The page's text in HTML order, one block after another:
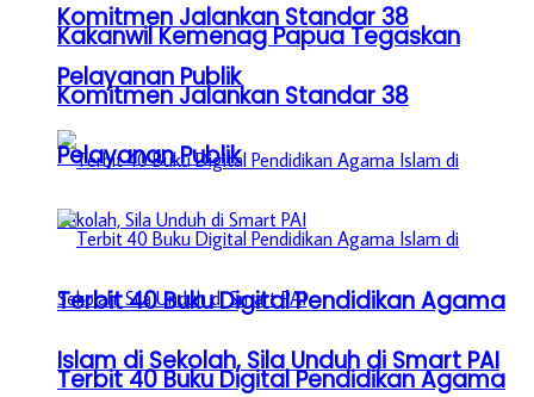
Komitmen Jalankan Standar 38
Pelayanan Publik
Terbit 40 Buku Digital Pendidikan Agama
Islam di Sekolah, Sila Unduh di Smart PAI
Kakanwil Kemenag Papua Tegaskan
Komitmen Jalankan Standar 38
Pelayanan Publik
Terbit 40 Buku Digital Pendidikan Agama